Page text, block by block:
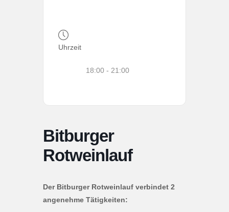
Uhrzeit
18:00 - 21:00
Bitburger
Rotweinlauf
Der Bitburger Rotweinlauf verbindet 2
angenehme Tätigkeiten: